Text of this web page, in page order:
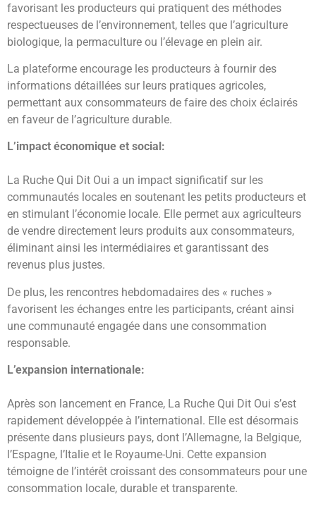
favorisant les producteurs qui pratiquent des méthodes
respectueuses de l’environnement, telles que l’agriculture
biologique, la permaculture ou l’élevage en plein air.
La plateforme encourage les producteurs à fournir des
informations détaillées sur leurs pratiques agricoles,
permettant aux consommateurs de faire des choix éclairés
en faveur de l’agriculture durable.
L’impact économique et social:
La Ruche Qui Dit Oui a un impact significatif sur les
communautés locales en soutenant les petits producteurs et
en stimulant l’économie locale. Elle permet aux agriculteurs
de vendre directement leurs produits aux consommateurs,
éliminant ainsi les intermédiaires et garantissant des
revenus plus justes.
De plus, les rencontres hebdomadaires des « ruches »
favorisent les échanges entre les participants, créant ainsi
une communauté engagée dans une consommation
responsable.
L’expansion internationale:
Après son lancement en France, La Ruche Qui Dit Oui s’est
rapidement développée à l’international. Elle est désormais
présente dans plusieurs pays, dont l’Allemagne, la Belgique,
l’Espagne, l’Italie et le Royaume-Uni. Cette expansion
témoigne de l’intérêt croissant des consommateurs pour une
consommation locale, durable et transparente.